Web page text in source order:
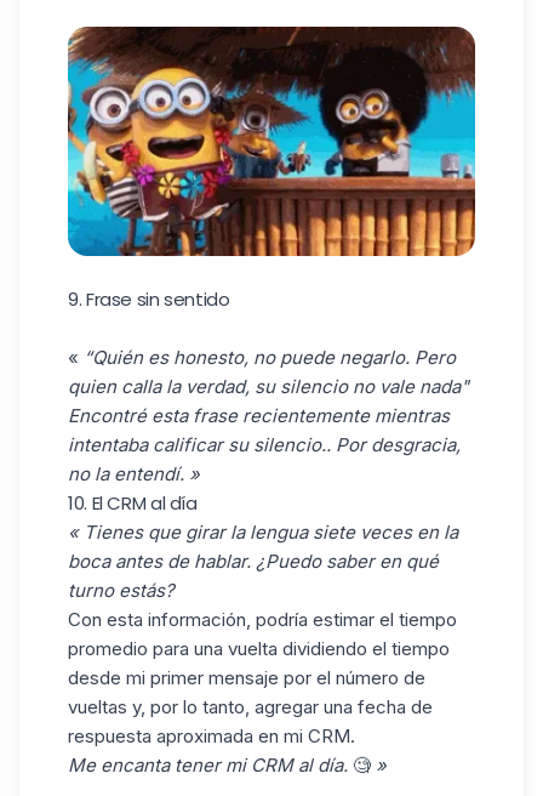
9. Frase sin sentido
« “Quién es honesto, no puede negarlo. Pero
quien calla la verdad, su silencio no vale nada"
Encontré esta frase recientemente mientras
intentaba calificar su silencio.. Por desgracia,
no la entendí. »
10. El CRM al día
« Tienes que girar la lengua siete veces en la
boca antes de hablar. ¿Puedo saber en qué
turno estás?
Con esta información, podría estimar el tiempo
promedio para una vuelta dividiendo el tiempo
desde mi primer mensaje por el número de
vueltas y, por lo tanto, agregar una fecha de
respuesta aproximada en mi CRM.
Me encanta tener mi CRM al día. 🧐 »